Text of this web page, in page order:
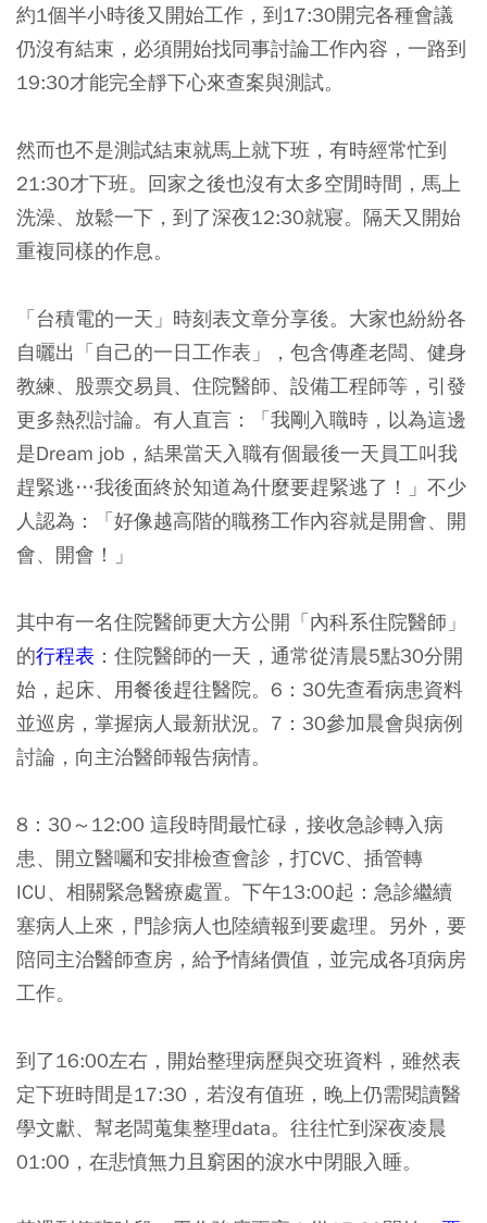
約1個半小時後又開始工作，到17:30開完各種會議
仍沒有結束，必須開始找同事討論工作內容，一路到
19:30才能完全靜下心來查案與測試。
然而也不是測試結束就馬上就下班，有時經常忙到
21:30才下班。回家之後也沒有太多空閒時間，馬上
洗澡、放鬆一下，到了深夜12:30就寢。隔天又開始
重複同樣的作息。
「台積電的一天」時刻表文章分享後。大家也紛紛各
自曬出 「自己的一日工作表」
，包含傳產老闆、健身
教練、股票交易員、住院醫師、設備工程師等，引發
更多熱烈討論。有人直言：「我剛入職時，以為這邊
是Dream job，結果當天入職有個最後一天員工叫我
趕緊逃…我後面終於知道為什麼要趕緊逃了！」不少
人認為：「好像越高階的職務工作內容就是開會、開
會、開會！」
其中有一名住院醫師更大方公開「內科系住院醫師」
的行程表 ：住院醫師的一天，通常從清晨5點30分開
始，起床、用餐後趕往醫院。6：30先查看病患資料
並巡房，掌握病人最新狀況。7：30參加晨會與病例
討論，向主治醫師報告病情。
8：30～12:00 這段時間最忙碌，接收急診轉入病
患、開立醫囑和安排檢查會診，打CVC、插管轉
ICU、相關緊急醫療處置。下午13:00起：急診繼續
塞病人上來，門診病人也陸續報到要處理。另外，要
陪同主治醫師查房，給予情緒價值，並完成各項病房
工作。
到了16:00左右，開始整理病歷與交班資料，雖然表
定下班時間是17:30，若沒有值班，晚上仍需閱讀醫
學文獻、幫老闆蒐集整理data。往往忙到深夜凌晨
01:00，在悲憤無力且窮困的淚水中閉眼入睡。